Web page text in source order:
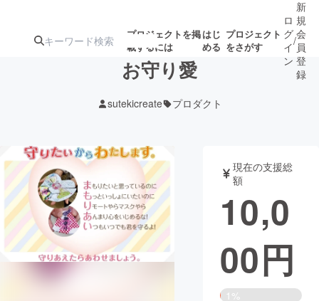
プロジェクトを掲
載するには
はじ
める
プロジェクト
をさがす
アート・写真
テクノロジー・ガジェット ゲーム・サ
ロ
グ
イ
ン
/
新
規
会
員
登
録
お守り愛
sutekicreate プロダクト
現在の支援総
額
10,0
00円
1%